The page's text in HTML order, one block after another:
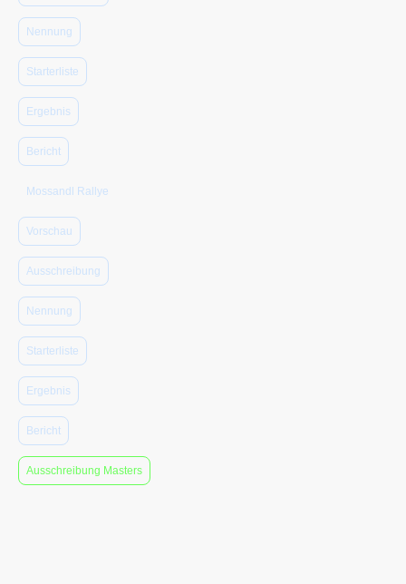
Nennung
Starterliste
Ergebnis
Bericht
Mossandl Rallye
Vorschau
Ausschreibung
Nennung
Starterliste
Ergebnis
Bericht
Ausschreibung Masters